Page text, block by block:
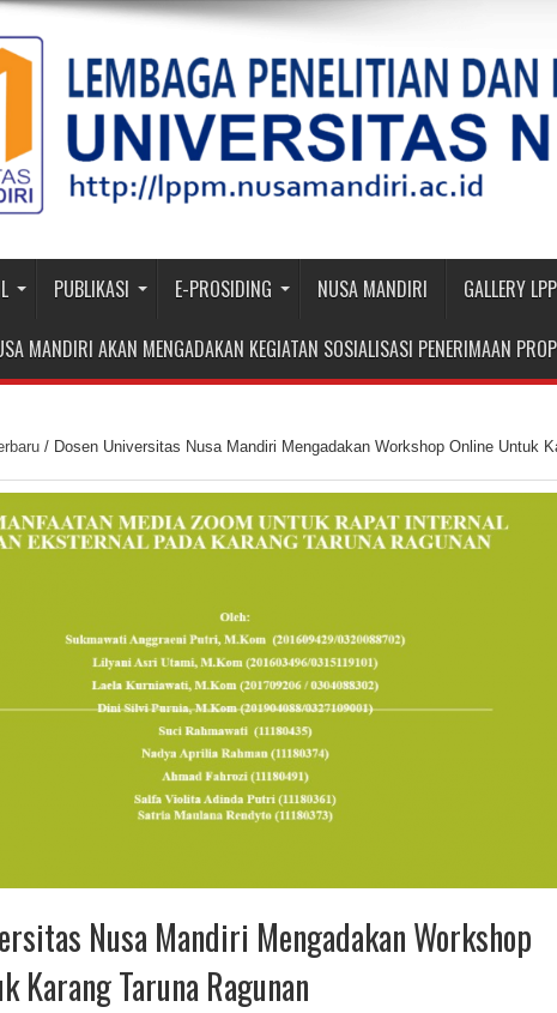
PUBLIKASI E-PROSIDING NUSA MANDIRI GALLERY
MANDIRI AKAN MENGADAKAN KEGIATAN SOSIALISASI PENERIMAAN
/ Dosen Universitas Nusa Mandiri Mengadakan Workshop Online Untuk
Nusa Mandiri Mengadakan Workshop
Karang Taruna Ragunan